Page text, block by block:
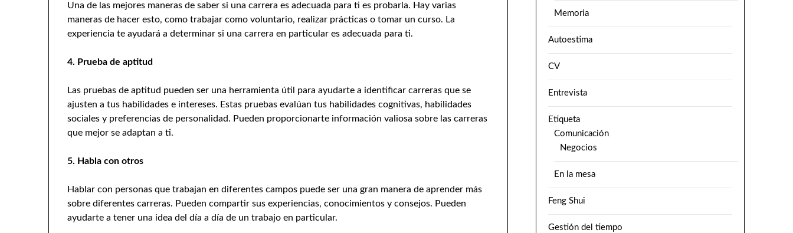
Una de las mejores maneras de saber si una carrera es adecuada para ti es probarla. Hay varias
maneras de hacer esto, como trabajar como voluntario, realizar prácticas o tomar un curso. La
experiencia te ayudará a determinar si una carrera en particular es adecuada para ti.
4. Prueba de aptitud
Las pruebas de aptitud pueden ser una herramienta útil para ayudarte a identificar carreras que se
ajusten a tus habilidades e intereses. Estas pruebas evalúan tus habilidades cognitivas, habilidades
sociales y preferencias de personalidad. Pueden proporcionarte información valiosa sobre las carreras
que mejor se adaptan a ti.
5. Habla con otros
Hablar con personas que trabajan en diferentes campos puede ser una gran manera de aprender más
sobre diferentes carreras. Pueden compartir sus experiencias, conocimientos y consejos. Pueden
ayudarte a tener una idea del día a día de un trabajo en particular.
Memoria
Autoestima
CV
Entrevista
Etiqueta
Comunicación
Negocios
En la mesa
Feng Shui
Gestión del tiempo